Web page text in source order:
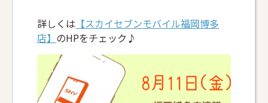
詳しくは 【スカイセブンモバイル福岡博多
店】 のHPをチェック♪